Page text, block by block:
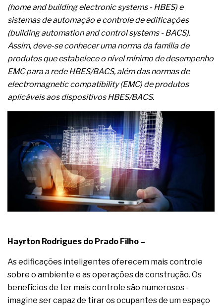
(home and building electronic systems - HBES) e
sistemas de automação e controle de edificações
(building automation and control systems - BACS).
Assim, deve-se conhecer uma norma da família de
produtos que estabelece o nível mínimo de desempenho
EMC para a rede HBES/BACS, além das normas de
electromagnetic compatibility (EMC) de produtos
aplicáveis aos dispositivos HBES/BACS.
Hayrton Rodrigues do Prado Filho –
As edificações inteligentes oferecem mais controle
sobre o ambiente e as operações da construção. Os
benefícios de ter mais controle são numerosos -
imagine ser capaz de tirar os ocupantes de um espaço